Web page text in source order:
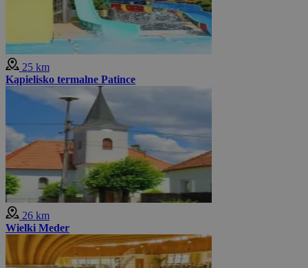
25 km
Kąpielisko termalne Patince
26 km
Wielki Meder